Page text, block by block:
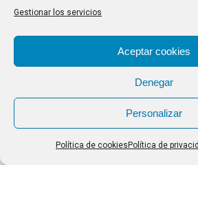
Gestionar los servicios
Aceptar cookies
Denegar
Personalizar
Política de cookies Política de
Aviso Legal|Política de privacidad